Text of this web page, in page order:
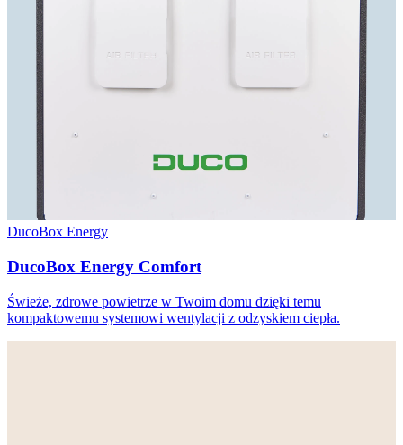
DucoBox Energy
DucoBox Energy Comfort
Świeże, zdrowe powietrze w Twoim domu dzięki temu
kompaktowemu systemowi wentylacji z odzyskiem ciepła.